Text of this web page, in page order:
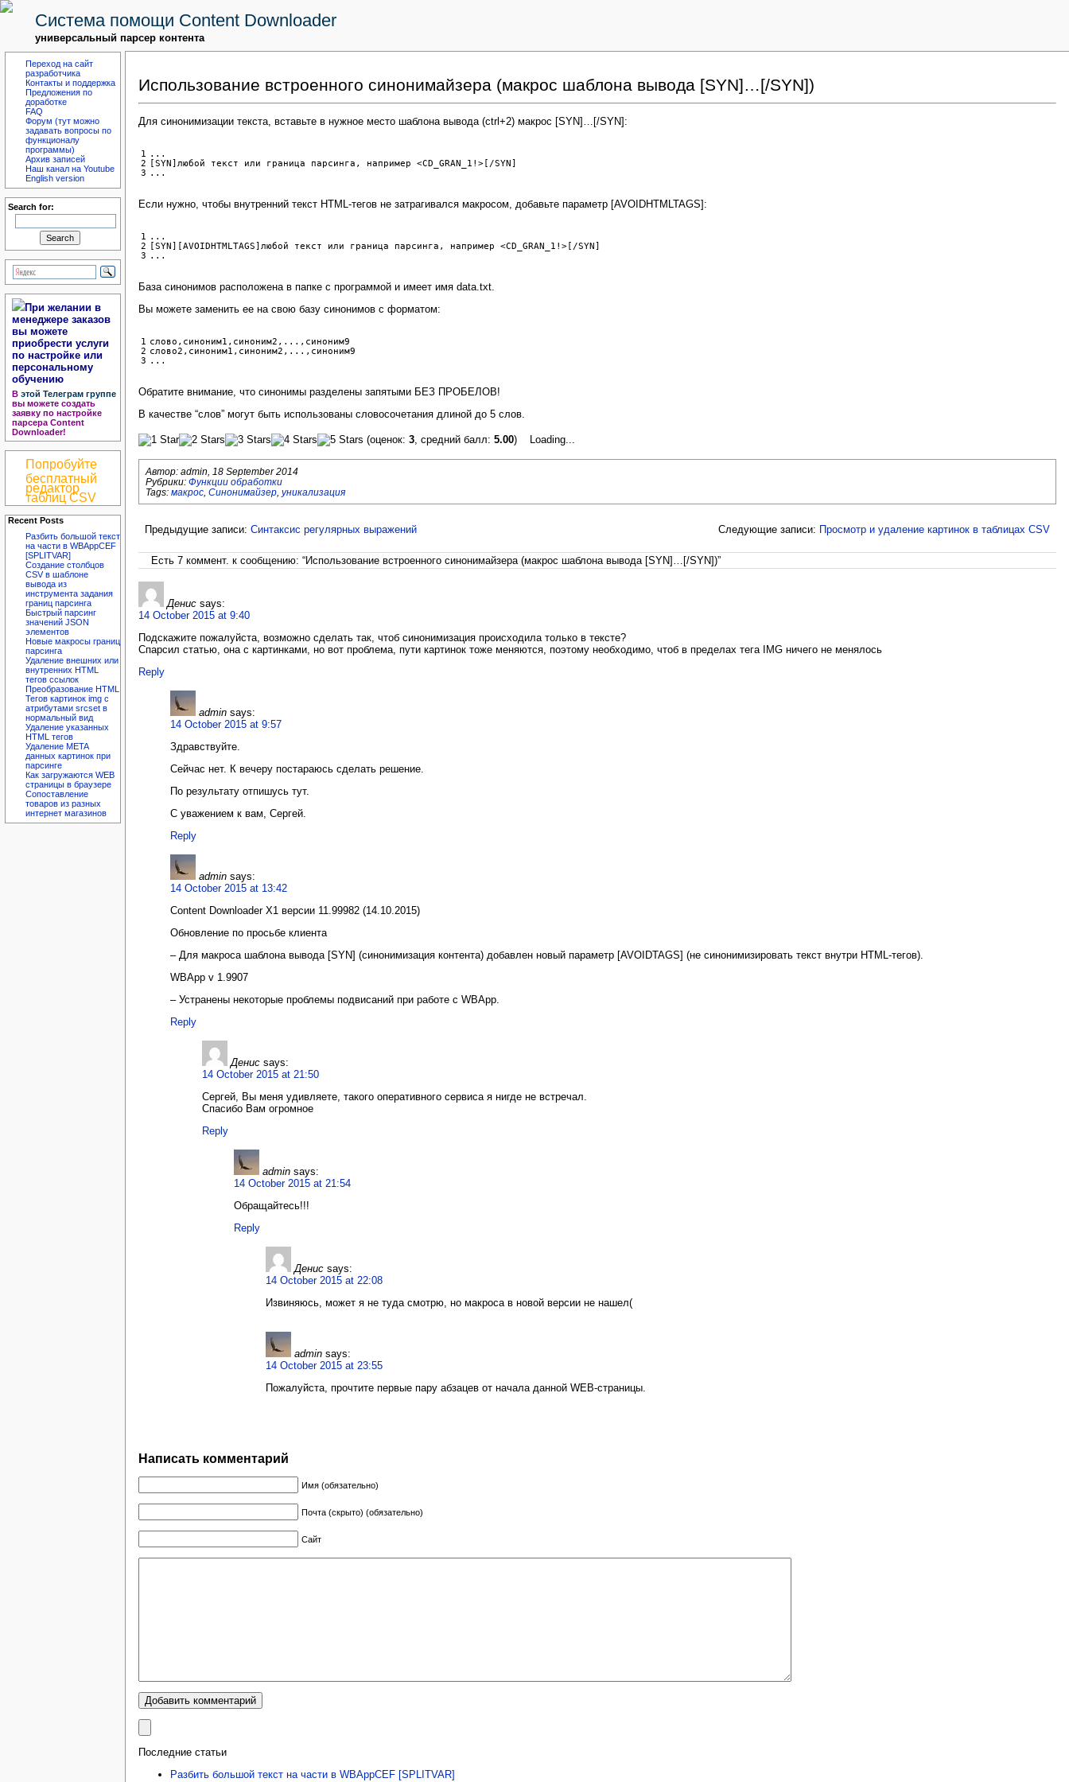
Система помощи Content Downloader
универсальный парсер контента
Переход на сайт
разработчика
Контакты и поддержка
Предложения по
доработке
FAQ
Форум (тут можно
задавать вопросы по
функционалу
программы)
Архив записей
Наш канал на Youtube
English version
Search for:
При желании в
менеджере заказов
вы можете
приобрести услуги
по настройке или
персональному
обучению
В этой Телеграм группе
вы можете создать
заявку по настройке
парсера Content
Downloader!
Попробуйте
бесплатный
редактор
таблиц CSV
Recent Posts
Разбить большой текст
на части в WBAppCEF
[SPLITVAR]
Создание столбцов
CSV в шаблоне
вывода из
инструмента задания
границ парсинга
Быстрый парсинг
значений JSON
элементов
Новые макросы границ
парсинга
Удаление внешних или
внутренних HTML
тегов ссылок
Преобразование HTML
Тегов картинок img с
атрибутами srcset в
нормальный вид
Удаление указанных
HTML тегов
Удаление META
данных картинок при
парсинге
Как загружаются WEB
страницы в браузере
Сопоставление
товаров из разных
интернет магазинов
Использование встроенного синонимайзера (макрос шаблона вывода [SYN]…[/SYN])
Для синонимизации текста, вставьте в нужное место шаблона вывода (ctrl+2) макрос [SYN]…[/SYN]:
1
2
...
[SYN]любой текст или граница парсинга, например <CD_GRAN_1!>[/SYN]
...
Если нужно, чтобы внутренний текст HTML-тегов не затрагивался макросом, добавьте параметр [AVOIDHTMLTAGS]:
1
2
...
[SYN][AVOIDHTMLTAGS]любой текст или граница парсинга, например <CD_GRAN_1!>[/SYN]
...
База синонимов расположена в папке с программой и имеет имя data.txt.
Вы можете заменить ее на свою базу синонимов с форматом:
1
2
слово,синоним1,синоним2,...,синоним9
слово2,синоним1,синоним2,...,синоним9
...
Обратите внимание, что синонимы разделены запятыми БЕЗ ПРОБЕЛОВ!
В качестве “слов” могут быть использованы словосочетания длиной до 5 слов.
(оценок: 3, средний балл: 5.00) Loading...
Автор: admin
18 September 2014
Рубрики: Функции обработки
Tags: макрос Синонимайзер уникализация
Предыдущие записи: Синтаксис регулярных выражений Следующие записи: Просмотр и удаление картинок в таблицах CSV
Есть 7 коммент. к сообщению: “Использование встроенного синонимайзера (макрос шаблона вывода [SYN]…[/SYN])”
Денис says:
14 October 2015 at 9:40
Подскажите пожалуйста, возможно сделать так, чтоб синонимизация происходила только в тексте?
Спарсил статью, она с картинками, но вот проблема, пути картинок тоже меняются, поэтому необходимо, чтоб в пределах тега IMG ничего не менялось
Reply
admin says:
14 October 2015 at 9:57
Здравствуйте.
Сейчас нет. К вечеру постараюсь сделать решение.
По результату отпишусь тут.
С уважением к вам, Сергей.
Reply
admin says:
14 October 2015 at 13:42
Content Downloader X1 версии 11.99982 (14.10.2015)
Обновление по просьбе клиента
– Для макроса шаблона вывода [SYN] (синонимизация контента) добавлен новый параметр [AVOIDTAGS] (не синонимизировать текст внутри HTML-тегов).
WBApp v 1.9907
– Устранены некоторые проблемы подвисаний при работе с WBApp.
Reply
Денис says:
14 October 2015 at 21:50
Сергей, Вы меня удивляете, такого оперативного сервиса я нигде не встречал.
Спасибо Вам огромное
Reply
admin says:
14 October 2015 at 21:54
Обращайтесь!!!
Reply
Денис says:
14 October 2015 at 22:08
Извиняюсь, может я не туда смотрю, но макроса в новой версии не нашел(
admin says:
14 October 2015 at 23:55
Пожалуйста, прочтите первые пару абзацев от начала данной WEB-страницы.
Написать комментарий
Имя (обязательно)
Почта (скрыто) (обязательно)
Сайт
Последние статьи
Разбить большой текст на части в WBAppCEF [SPLITVAR]